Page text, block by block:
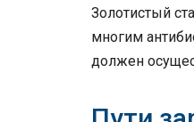
Золотистый
многим
должен